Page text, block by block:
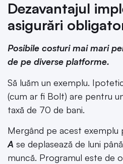
Dezavantajul
asigurări
Posibile costuri mai mari
de pe diverse platforme.
Să luăm un exemplu.
(cum ar fi Bolt) are pentru
taxă de 70 de bani.
Mergând pe acest exemplu
A se deplasează de luni
muncă. Programul este de